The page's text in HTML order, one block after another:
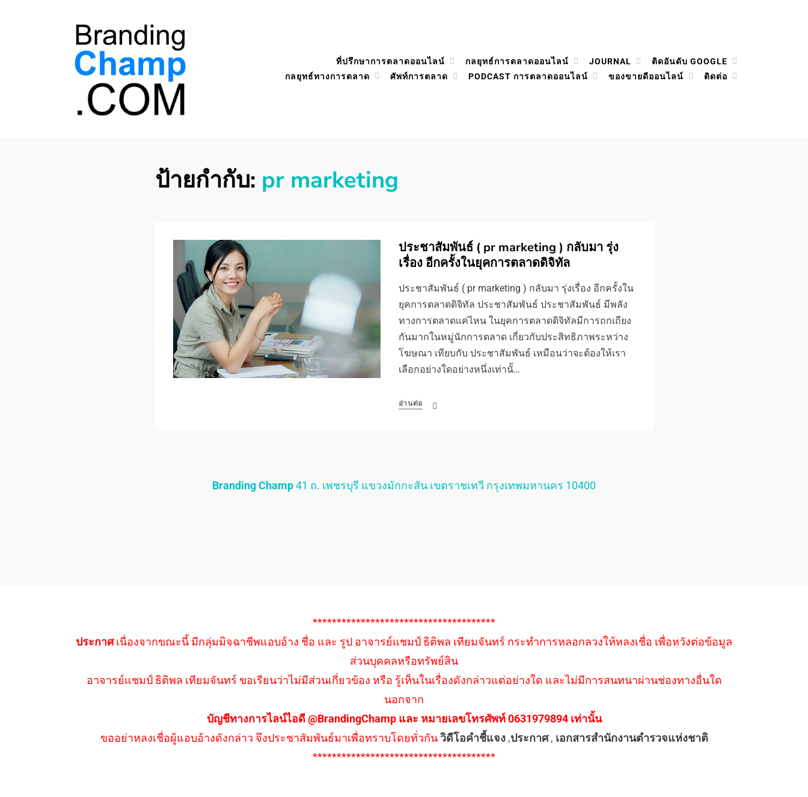
ที่ปรึกษาการตลาดออนไลน์ กลยุทธ์การตลาดออนไลน์ JOURNAL
ติดอันดับ GOOGLE
กลยุทธ์ทางการตลาด
ศัพท์การตลาด PODCAST การตลาดออนไลน์ ของขายดีออนไลน์ ติดต่อ
ป้ายกำกับ: pr marketing
ประชาสัมพันธ์ ( pr marketing ) กลับมา รุ่ง
เรื่อง อีกครั้งในยุคการตลาดดิจิทัล
ประชาสัมพันธ์ ( pr marketing ) กลับมา รุ่งเรื่อง อีกครั้งใน
ยุคการตลาดดิจิทัล ประชาสัมพันธ์ ประชาสัมพันธ์ มีพลัง
ทางการตลาดแค่ไหน ในยุคการตลาดดิจิทัลมีการถกเถียง
กันมากในหมู่นักการตลาด เกี่ยวกับประสิทธิภาพระหว่าง
โฆษณา เทียบกับ ประชาสัมพันธ์ เหมือนว่าจะต้องให้เรา
เลือกอย่างใดอย่างหนึ่งเท่านั้…
อ่านต่อ
Branding Champ41 ถ. เพชรบุรี แขวงมักกะสัน เขตราชเทวี กรุงเทพมหานคร 10400
**************************************
ประกาศเนื่องจากขณะนี้ มีกลุ่มมิจฉาชีพแอบอ้าง ชื่อ และ รูป อาจารย์แชมป์ ธิติพล เทียมจันทร์ กระทำการหลอกลวงให้หลงเชื่อ เพื่อหวังต่อข้อมูล
ส่วนบุคคลหรือทรัพย์สิน
อาจารย์แชมป์ ธิติพล เทียมจันทร์ ขอเรียนว่าไม่มีส่วนเกี่ยวข้อง หรือ รู้เห็นในเรื่องดังกล่าวแต่อย่างใด และไม่มีการสนทนาผ่านช่องทางอื่นใด
นอกจาก
บัญชีทางการไลน์ไอดี @BrandingChamp และ หมายเลขโทรศัพท์ 0631979894 เท่านั้น
ขออย่าหลงเชื่อผู้แอบอ้างดังกล่าว จึงประชาสัมพันธ์มาเพื่อทราบโดยทั่วกันวิดีโอคำชี้แจง,ประกาศ, เอกสารสำนักงานตำรวจแห่งชาติ
**************************************